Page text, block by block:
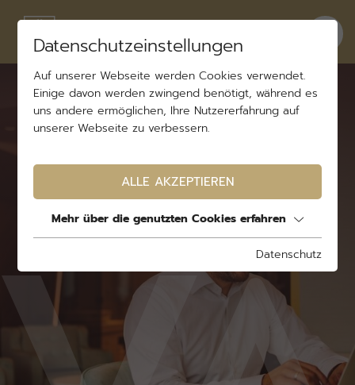
Datenschutzeinstellungen
Auf unserer Webseite werden Cookies verwendet.
Einige davon werden zwingend benötigt, während es
uns andere ermöglichen, Ihre Nutzererfahrung auf
unserer Webseite zu verbessern.
ALLE AKZEPTIEREN
Mehr über die genutzten Cookies erfahren
Datenschutz